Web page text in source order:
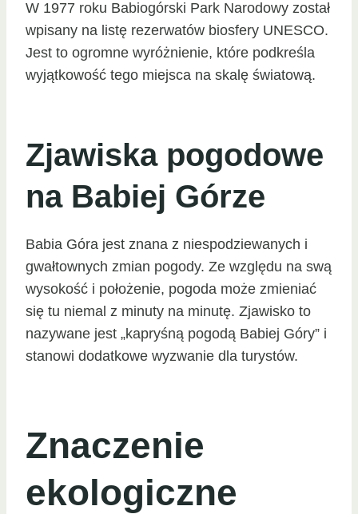
W 1977 roku Babiogórski Park Narodowy został
wpisany na listę rezerwatów biosfery UNESCO.
Jest to ogromne wyróżnienie, które podkreśla
wyjątkowość tego miejsca na skalę światową.
Zjawiska pogodowe
na Babiej Górze
Babia Góra jest znana z niespodziewanych i
gwałtownych zmian pogody. Ze względu na swą
wysokość i położenie, pogoda może zmieniać
się tu niemal z minuty na minutę. Zjawisko to
nazywane jest „kapryśną pogodą Babiej Góry” i
stanowi dodatkowe wyzwanie dla turystów.
Znaczenie
ekologiczne